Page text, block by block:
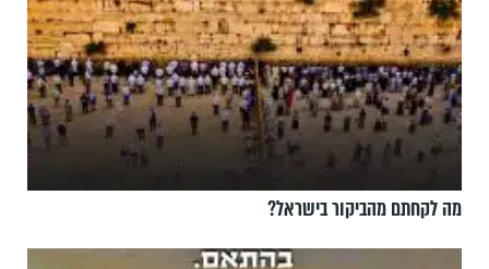
מה לקחתם מהביקור בישראל?